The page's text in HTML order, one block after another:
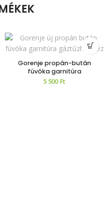
Gorenje propán-bután
fúvóka garnitúra
5 500Ft